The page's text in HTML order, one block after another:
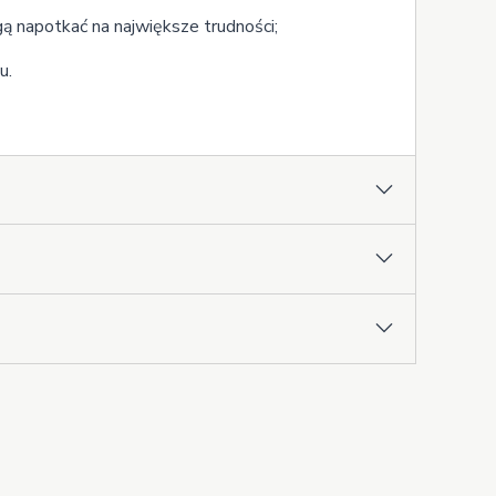
napotkać na największe trudności;
narzędzie zwiększające ich